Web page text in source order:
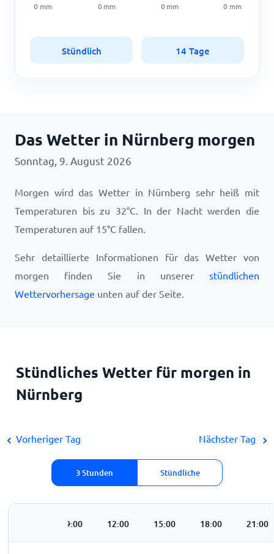
0 mm 0 mm 0 mm 0 mm
Stündlich 14 Tage
Das Wetter in Nürnberg morgen
Sonntag, 9. August 2026
Morgen wird das Wetter in Nürnberg sehr heiß mit
Temperaturen bis zu 32°C. In der Nacht werden die
Temperaturen auf 15°C fallen.
Sehr detaillierte Informationen für das Wetter von
morgen finden Sie in unserer stündlichen
Wettervorhersage unten auf der Seite.
Stündliches Wetter für morgen in
Nürnberg
Vorheriger Tag
3 Stunden Stündliche
Nächster Tag
09:00 12:00 15:00 18:00 21:00